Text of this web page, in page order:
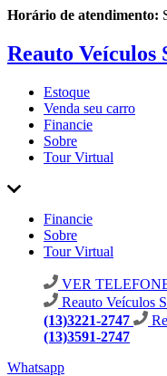
Horário de atendimento:
Reauto Veículos
Estoque
Venda seu carro
Financie
Sobre
Tour Virtual
Financie
Sobre
Tour Virtual
VER
Reauto Veículos
(13)3221-2747
(13)3591-2747
Whatsapp